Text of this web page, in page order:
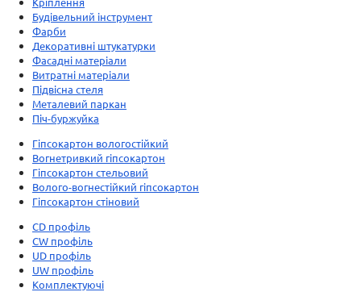
Будівельний інструмент
Фарби
Декоративні штукатурки
Фасадні матеріали
Витратні матеріали
Підвісна стеля
Металевий паркан
Піч-буржуйка
Гіпсокартон вологостійкий
Вогнетривкий гіпсокартон
Гіпсокартон стельовий
Волого-вогнестійкий гіпсокартон
Гіпсокартон стіновий
CD профіль
CW профіль
UD профіль
UW профіль
Комплектуючі